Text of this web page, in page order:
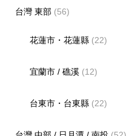
台灣 東部(56)
花蓮市・花蓮縣 (22)
宜蘭市 / 礁溪 (12)
台東市・台東縣 (22)